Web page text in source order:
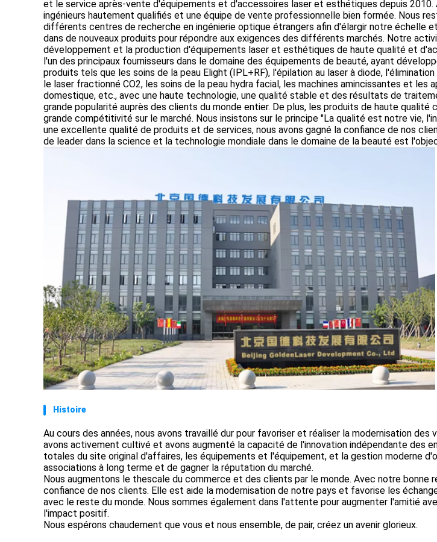
et le service après-vente d'équipements et d'accessoires laser et esthétiques depuis
ingénieurs hautement qualifiés et une équipe de vente professionnelle bien formée. Nous
différents centres de recherche en ingénierie optique étrangers afin d'élargir notre échelle
dans de nouveaux produits pour répondre aux exigences des différents marchés. Notre
développement et la production d'équipements laser et esthétiques de haute qualité et
l'un des principaux fournisseurs dans le domaine des équipements de beauté, ayant
produits tels que les soins de la peau Elight (IPL+RF), l'épilation au laser à diode,
le laser fractionné CO2, les soins de la peau hydra facial, les machines amincissantes et les
domestique, etc., avec une haute technologie, une qualité stable et des résultats de
grande popularité auprès des clients du monde entier. De plus, les produits de haute
grande compétitivité sur le marché. Nous insistons sur le principe "La qualité est notre vie,
une excellente qualité de produits et de services, nous avons gagné la confiance de nos
de leader dans la science et la technologie mondiale dans le domaine de la beauté est
Histoire
Au cours des années, nous avons travaillé dur pour favoriser et réaliser la modernisation
avons activement cultivé et avons augmenté la capacité de l'innovation indépendante des
totales du site original d'affaires, les équipements et l'équipement, et la gestion moderne
associations à long terme et de gagner la réputation du marché.
Nous augmentons le thescale du commerce et des clients par le monde. Avec notre bonne
confiance de nos clients. Elle est aide la modernisation de notre pays et favorise les
avec le reste du monde. Nous sommes également dans l'attente pour augmenter l'amitié
l'impact positif.
Nous espérons chaudement que vous et nous ensemble, de pair, créez un avenir glorieux.